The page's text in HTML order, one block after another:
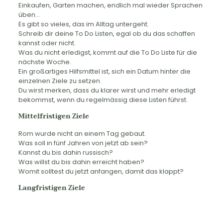
Einkaufen, Garten machen, endlich mal wieder Sprachen
üben…
Es gibt so vieles, das im Alltag untergeht.
Schreib dir deine To Do Listen, egal ob du das schaffen
kannst oder nicht.
Was du nicht erledigst, kommt auf die To Do Liste für die
nächste Woche.
Ein großartiges Hilfsmittel ist, sich ein Datum hinter die
einzelnen Ziele zu setzen.
Du wirst merken, dass du klarer wirst und mehr erledigt
bekommst, wenn du regelmässig diese Listen führst.
Mittelfristigen Ziele
Rom wurde nicht an einem Tag gebaut.
Was soll in fünf Jahren von jetzt ab sein?
Kannst du bis dahin russisch?
Was willst du bis dahin erreicht haben?
Womit solltest du jetzt anfangen, damit das klappt?
Langfristigen Ziele